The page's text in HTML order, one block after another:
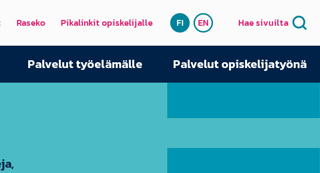
Raseko Pikalinkit opiskelijalle SUOMI
FI ENGLISH
EN Hae sivuilta
Palvelut työelämälle Palvelut opiskelijatyönä